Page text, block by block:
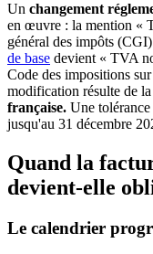
Un changement
en œuvre : la mention «
général des impôts
de base devient « TVA
Code des impositions
modification résulte de la
française. Une
jusqu'au 31 décembre
Quand la
devient-elle
Le calendrier